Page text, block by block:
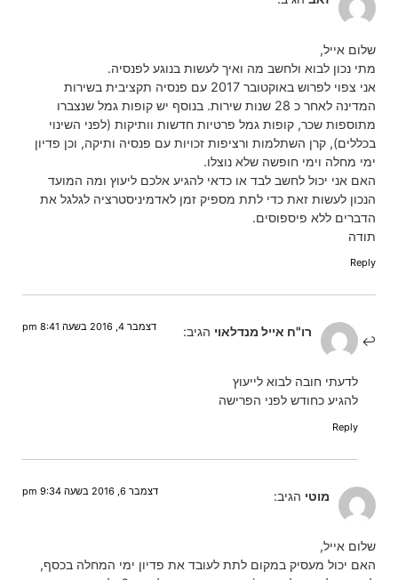
שלום אייל,
מתי נכון לבוא ולחשב מה ואיך לעשות בנוגע לפנסיה.
אני צפוי לפרוש באוקטובר 2017 עם פנסיה תקציבית בשירות
המדינה לאחר כ 28 שנות שירות. בנוסף יש קופות גמל שנצברו
מתוספות שכר, קופות גמל פרטיות חדשות וותיקות (לפני השינוי
בכללים), קרן השתלמות ורציפות זכויות עם פנסיה ותיקה, וכן פדיון
ימי מחלה וימי חופשה שלא נוצלו.
האם אני יכול לחשב לבד או כדאי להגיע אלכם ליעוץ ומה המועד
הנכון לעשות זאת כדי לתת מספיק זמן לאדמיניסטרציה לגלגל את
הדברים ללא פיספוסים.
תודה
Reply
רו"ח אייל מנדלאוי הגיב: דצמבר 4, 2016 בשעה 8:41 pm
לדעתי חובה לבוא לייעוץ
להגיע כחודש לפני הפרישה
Reply
מוטי הגיב: דצמבר 6, 2016 בשעה 9:34 pm
שלום אייל,
האם יכול מעסיק במקום לתת לעובד את פדיון ימי המחלה בכסף,